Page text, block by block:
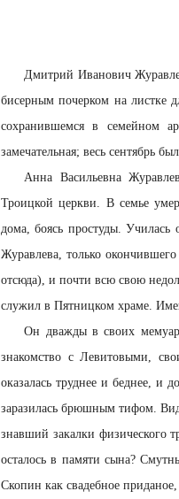
Дмитрий Иванович
бисерным почерком на листке
сохранившемся в семейном
замечательная; весь сентябрь
Анна Васильевна
Троицкой церкви. В семье
дома, боясь простуды. Училась
Журавлева, только
отсюда), и почти всю свою
служил в Пятницком храме.
Он дважды в своих
знакомство с Левитовыми,
оказалась труднее и беднее, и
заразилась брюшным тифом.
знавший закалки физического
осталось в памяти сына?
Скопин как свадебное